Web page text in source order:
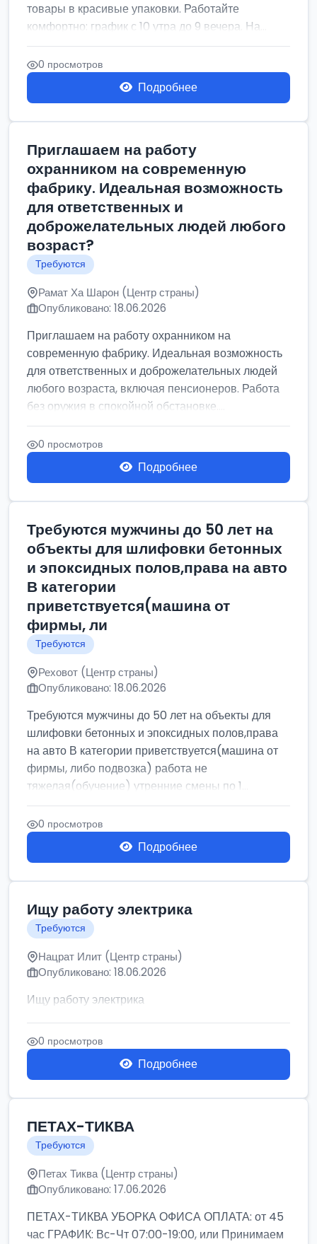
товары в красивые упаковки. Работайте
комфортно: график с 10 утра до 9 вечера. На...
0 просмотров
Подробнее
Приглашаем на работу
охранником на современную
фабрику. Идеальная возможность
для ответственных и
доброжелательных людей любого
возраст?
Требуются
Рамат Ха Шарон (Центр страны)
Опубликовано: 18.06.2026
Приглашаем на работу охранником на
современную фабрику. Идеальная возможность
для ответственных и доброжелательных людей
любого возраста, включая пенсионеров. Работа
без оружия в спокойной обстановке....
0 просмотров
Подробнее
Требуются мужчины до 50 лет на
объекты для шлифовки бетонных
и эпоксидных полов,права на авто
В категории
приветствуется(машина от
фирмы, ли
Требуются
Реховот (Центр страны)
Опубликовано: 18.06.2026
Требуются мужчины до 50 лет на объекты для
шлифовки бетонных и эпоксидных полов,права
на авто В категории приветствуется(машина от
фирмы, либо подвозка) работа не
тяжелая(обучение) утренние смены по 1...
0 просмотров
Подробнее
Ищу работу электрика
Требуются
Нацрат Илит (Центр страны)
Опубликовано: 18.06.2026
Ищу работу электрика
0 просмотров
Подробнее
ПЕТАХ-ТИКВА
Требуются
Петах Тиква (Центр страны)
Опубликовано: 17.06.2026
ПЕТАХ-ТИКВА УБОРКА ОФИСА ОПЛАТА: от 45
час ГРАФИК: Вс-Чт 07:00-19:00, или Принимаем